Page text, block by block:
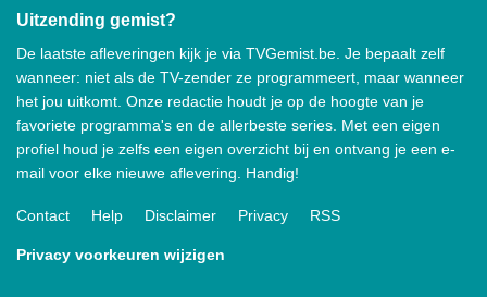
Uitzending gemist?
De laatste afleveringen kijk je via TVGemist.be. Je bepaalt zelf
wanneer: niet als de TV-zender ze programmeert, maar wanneer
het jou uitkomt. Onze redactie houdt je op de hoogte van je
favoriete programma's en de allerbeste series. Met een eigen
profiel houd je zelfs een eigen overzicht bij en ontvang je een e-
mail voor elke nieuwe aflevering. Handig!
Contact Help Disclaimer Privacy RSS
Privacy voorkeuren wijzigen